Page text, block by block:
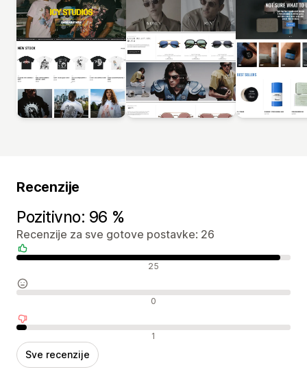
Recenzije
Pozitivno: 96 %
Recenzije za sve gotove postavke: 26
Pozitivne recenzije 25
Neutralne recenzije 0
Negativne recenzije 1
Sve recenzije